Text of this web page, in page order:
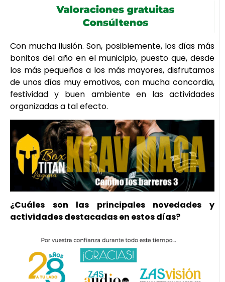
Con mucha ilusión. Son, posiblemente, los días más
bonitos del año en el municipio, puesto que, desde
los más pequeños a los más mayores, disfrutamos
de unos días muy emotivos, con mucha concordia,
festividad y buen ambiente en las actividades
organizadas a tal efecto.
¿Cuáles son las principales novedades y
actividades destacadas en estos días?